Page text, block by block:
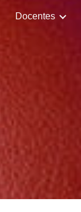
Docentes